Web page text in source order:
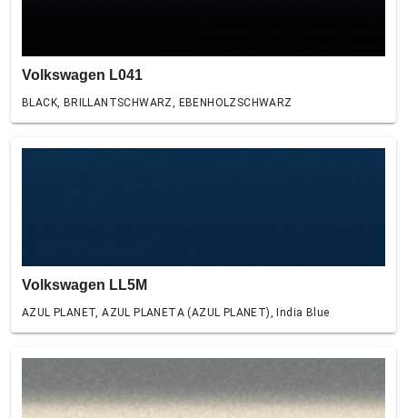
Volkswagen L041
BLACK, BRILLANTSCHWARZ, EBENHOLZSCHWARZ
Volkswagen LL5M
AZUL PLANET, AZUL PLANETA (AZUL PLANET), India Blue